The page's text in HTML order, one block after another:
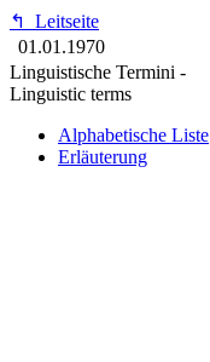
↰
Leitseite
01.01.1970
Linguistische Termini -
Linguistic terms
Alphabetische Liste
Erläuterung